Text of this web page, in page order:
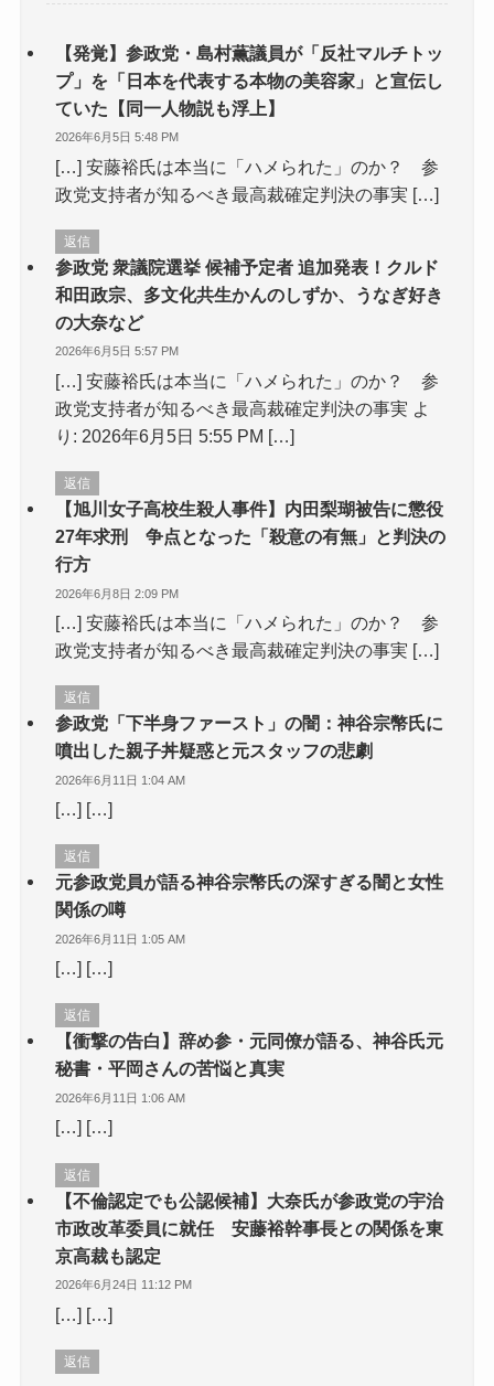
【発覚】参政党・島村薫議員が「反社マルチトッ
プ」を「日本を代表する本物の美容家」と宣伝し
ていた【同一人物説も浮上】
2026年6月5日 5:48 PM
[…] 安藤裕氏は本当に「ハメられた」のか？ 参
政党支持者が知るべき最高裁確定判決の事実 […]
返信
参政党 衆議院選挙 候補予定者 追加発表！クルド
和田政宗、多文化共生かんのしずか、うなぎ好き
の大奈など
2026年6月5日 5:57 PM
[…] 安藤裕氏は本当に「ハメられた」のか？ 参
政党支持者が知るべき最高裁確定判決の事実 よ
り: 2026年6月5日 5:55 PM […]
返信
【旭川女子高校生殺人事件】内田梨瑚被告に懲役
27年求刑 争点となった「殺意の有無」と判決の
行方
2026年6月8日 2:09 PM
[…] 安藤裕氏は本当に「ハメられた」のか？ 参
政党支持者が知るべき最高裁確定判決の事実 […]
返信
参政党「下半身ファースト」の闇：神谷宗幣氏に
噴出した親子丼疑惑と元スタッフの悲劇
2026年6月11日 1:04 AM
[…] […]
返信
元参政党員が語る神谷宗幣氏の深すぎる闇と女性
関係の噂
2026年6月11日 1:05 AM
[…] […]
返信
【衝撃の告白】辞め参・元同僚が語る、神谷氏元
秘書・平岡さんの苦悩と真実
2026年6月11日 1:06 AM
[…] […]
返信
【不倫認定でも公認候補】大奈氏が参政党の宇治
市政改革委員に就任 安藤裕幹事長との関係を東
京高裁も認定
2026年6月24日 11:12 PM
[…] […]
返信